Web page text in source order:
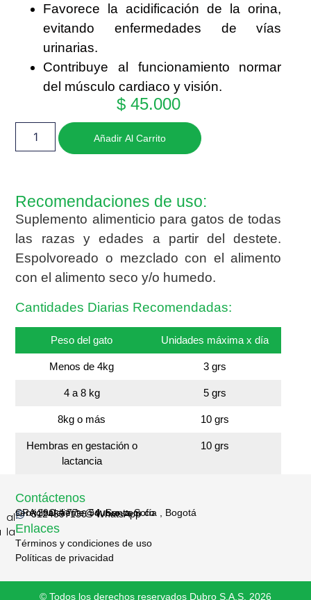
Favorece la acidificación de la orina,
evitando enfermedades de vías
urinarias.
Contribuye al funcionamiento normar
del músculo cardiaco y visión.
$45.000
Añadir Al Carrito
Recomendaciones de uso:
Suplemento alimenticio para gatos de todas
las razas y edades a partir del destete.
Espolvoreado o mezclado con el alimento
con el alimento seco y/o humedo.
Cantidades Diarias Recomendadas:
Peso del gato Unidades máxima x día
Menos de 4kg 3 grs
4 a 8 kg 5 grs
8kg o más 10 grs
Hembras en gestación o
lactancia
10 grs
al
la
Contáctenos
CRA 29C # 77 – 54, Santa Sofía , Bogotá
servicioalcliente@dubro.com.co
3124597130 - WhatsApp
Enlaces
Términos y condiciones de uso
Políticas de privacidad
© Todos los derechos reservados Dubro S.A.S. 2026